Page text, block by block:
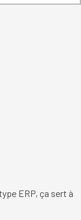
page :
actuelle :
ERP, ça sert à